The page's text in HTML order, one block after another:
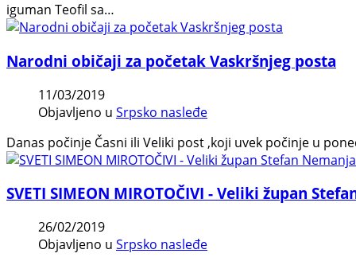
iguman Teofil sa…
Narodni običaji za početak Vaskršnjeg posta
11/03/2019
Objavljeno u Srpsko nasleđe
Danas počinje Časni ili Veliki post ,koji uvek počinje u
SVETI SIMEON MIROTOČIVI - Veliki župan
26/02/2019
Objavljeno u Srpsko nasleđe